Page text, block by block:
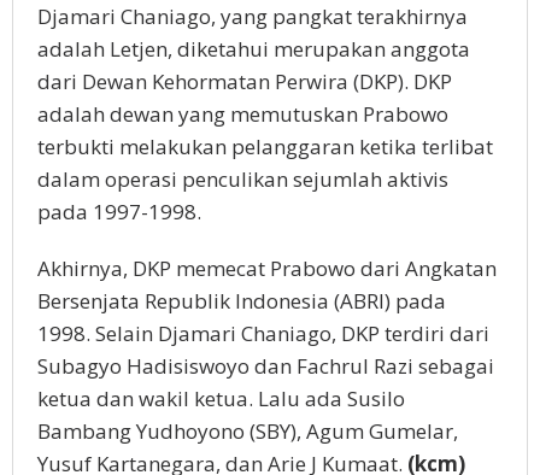
Djamari Chaniago, yang pangkat terakhirnya
adalah Letjen, diketahui merupakan anggota
dari Dewan Kehormatan Perwira (DKP). DKP
adalah dewan yang memutuskan Prabowo
terbukti melakukan pelanggaran ketika terlibat
dalam operasi penculikan sejumlah aktivis
pada 1997-1998.
Akhirnya, DKP memecat Prabowo dari Angkatan
Bersenjata Republik Indonesia (ABRI) pada
1998. Selain Djamari Chaniago, DKP terdiri dari
Subagyo Hadisiswoyo dan Fachrul Razi sebagai
ketua dan wakil ketua. Lalu ada Susilo
Bambang Yudhoyono (SBY), Agum Gumelar,
Yusuf Kartanegara, dan Arie J Kumaat. (kcm)